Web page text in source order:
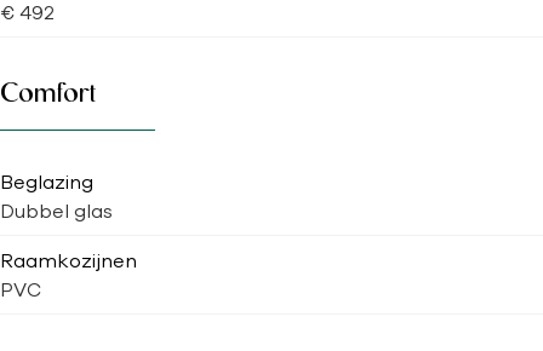
€ 492
Comfort
Beglazing
Dubbel glas
Raamkozijnen
PVC